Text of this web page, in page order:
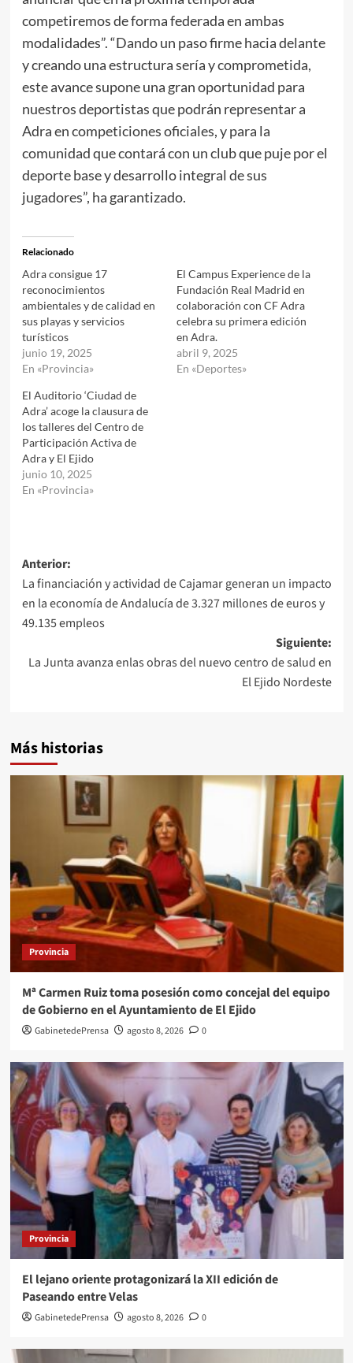
competiremos de forma federada en ambas
modalidades”. “Dando un paso firme hacia delante
y creando una estructura sería y comprometida,
este avance supone una gran oportunidad para
nuestros deportistas que podrán representar a
Adra en competiciones oficiales, y para la
comunidad que contará con un club que puje por el
deporte base y desarrollo integral de sus
jugadores”, ha garantizado.
Relacionado
Adra consigue 17
reconocimientos
ambientales y de calidad en
sus playas y servicios
turísticos
junio 19, 2025
En «Provincia»
El Campus Experience de la
Fundación Real Madrid en
colaboración con CF Adra
celebra su primera edición
en Adra.
abril 9, 2025
En «Deportes»
El Auditorio ‘Ciudad de
Adra’ acoge la clausura de
los talleres del Centro de
Participación Activa de
Adra y El Ejido
junio 10, 2025
En «Provincia»
Navegación
de
entradas
Anterior:
La financiación y actividad de Cajamar generan un impacto
en la economía de Andalucía de 3.327 millones de euros y
49.135 empleos
Siguiente:
La Junta avanza enlas obras del nuevo centro de salud en
El Ejido Nordeste
Más historias
Provincia
Mª Carmen Ruiz toma posesión como concejal del equipo
de Gobierno en el Ayuntamiento de El Ejido
GabinetedePrensa agosto 8, 2026 0
Provincia
El lejano oriente protagonizará la XII edición de
Paseando entre Velas
GabinetedePrensa agosto 8, 2026 0